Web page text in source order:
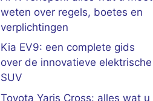
weten over regels, boetes en
verplichtingen
Kia EV9: een complete gids
over de innovatieve elektrische
SUV
Toyota Yaris Cross: alles wat u